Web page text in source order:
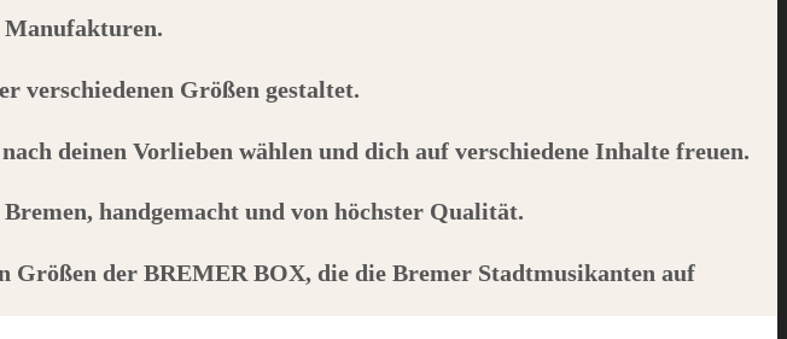
Manufakturen.
verschiedenen Größen gestaltet.
deinen Vorlieben wählen und dich auf verschiedene Inhalte freuen.
handgemacht und von höchster Qualität.
Größen der BREMER BOX, die die Bremer Stadtmusikanten auf